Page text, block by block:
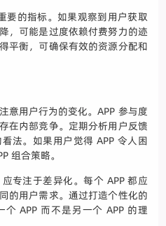
要的指标。如果观察到用户获取
，可能是过度依赖付费努力的迹
平衡，可确保有效的资源分配和
意用户行为的变化。APP 参与度
在内部竞争。定期分析用户反馈
法。如果用户觉得 APP 令人困
组合策略。
专注于差异化。每个 APP 都应
的用户需求。通过打造个性化的
APP 而不是另一个 APP 的理